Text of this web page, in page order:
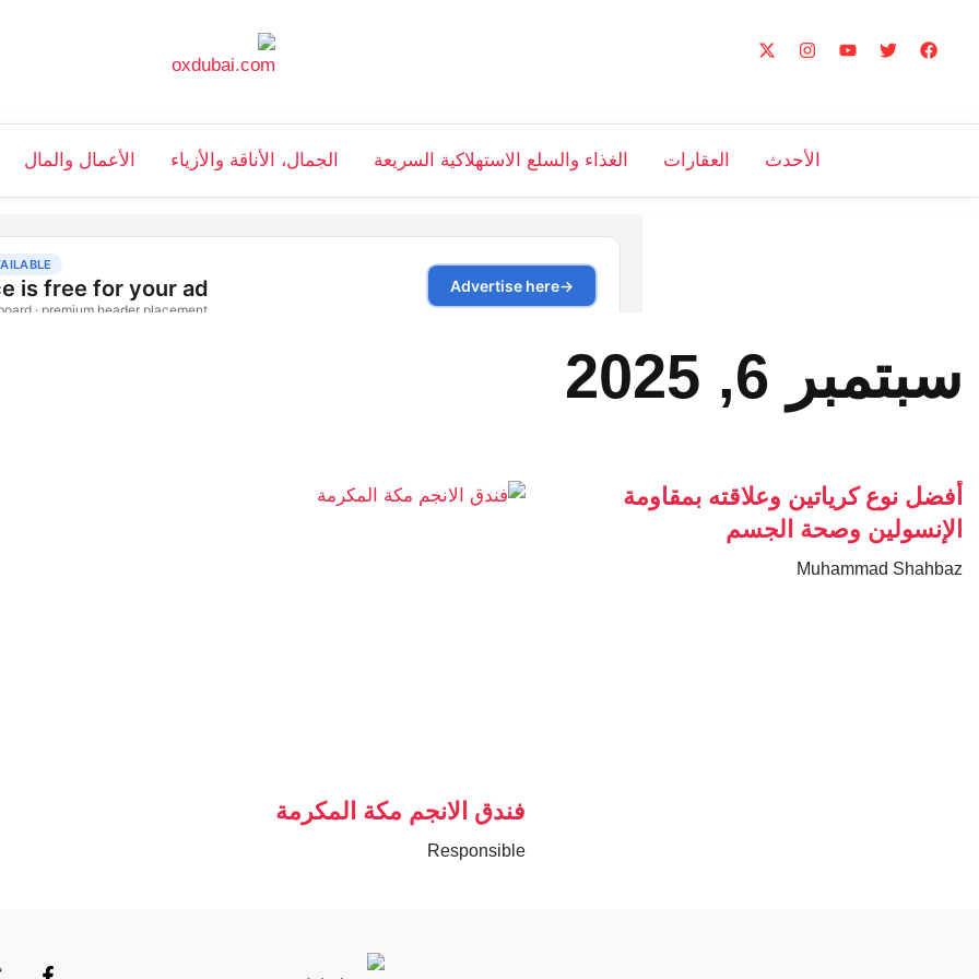
الأحدث العقارات الغذاء والسلع الاستهلاكية السريعة الجمال، الأناقة والأزياء الأعمال والمال
سبتمبر 6, 2025
أفضل نوع كرياتين وعلاقته بمقاومة
الإنسولين وصحة الجسم
Muhammad Shahbaz
فندق الانجم مكة المكرمة
Responsible